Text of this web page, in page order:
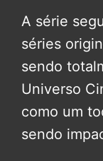
A série
séries
sendo
Universo
como um
sendo